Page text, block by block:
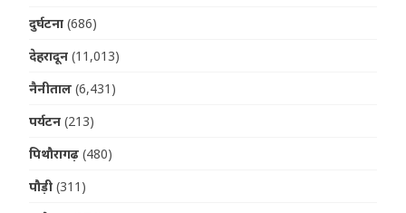
दुर्घटना (686)
देहरादून (11,013)
नैनीताल (6,431)
पर्यटन (213)
पिथौरागढ़ (480)
पौड़ी (311)